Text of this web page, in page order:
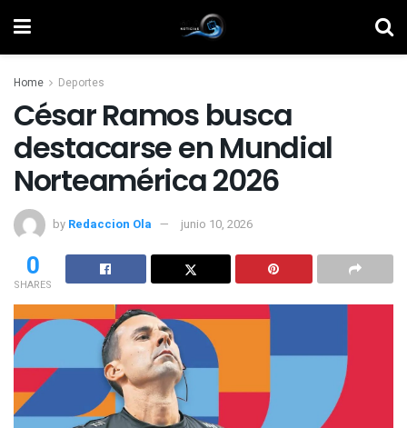
Home Deportes
César Ramos busca
destacarse en Mundial
Norteamérica 2026
by Redaccion Ola junio 10, 2026
0
SHARES